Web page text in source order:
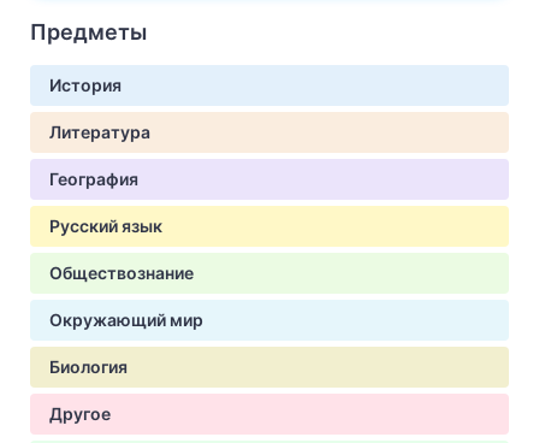
Предметы
История
Литература
География
Русский язык
Обществознание
Окружающий мир
Биология
Другое